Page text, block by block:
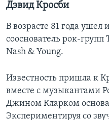
Дэвид Кросби
В возрасте 81 года
сооснователь рок-групп
Nash & Young.
Известность пришла к
вместе с музыкантами
Джином Кларком
Экспериментируя со